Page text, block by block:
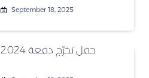
September 18, 2025
حفل تخرّج دفعة 2024